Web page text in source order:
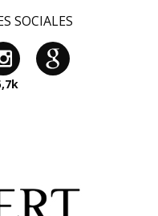
SOCIALES